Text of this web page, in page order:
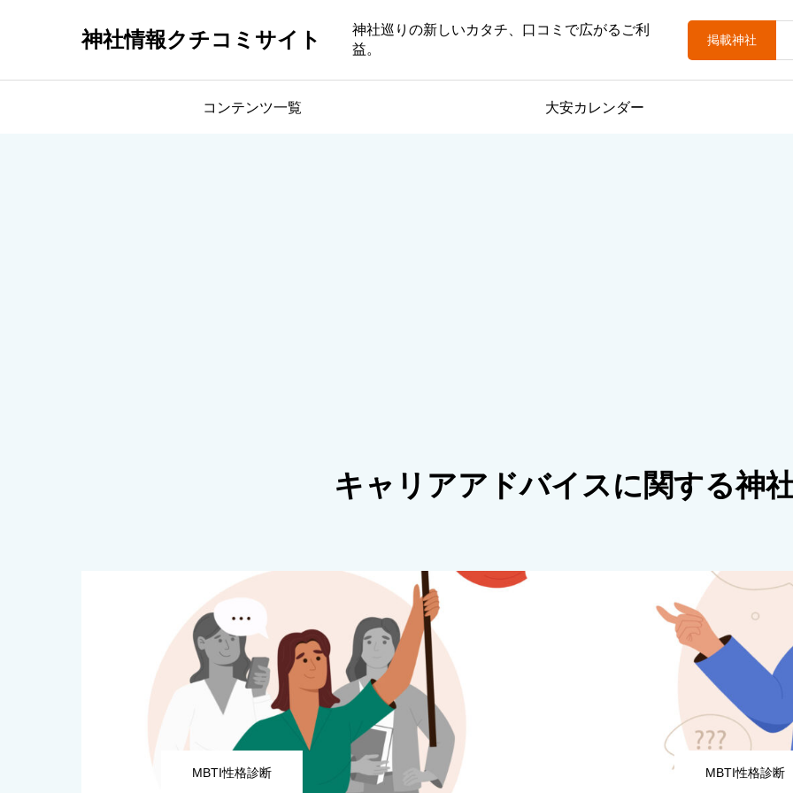
神社情報クチコミサイト
神社巡りの新しいカタチ、口コミで広がるご利
益。
掲載神社
コンテンツ一覧 大安カレンダー
キャリアアドバイスに関する神
MBTI性格診断 MBTI性格診断